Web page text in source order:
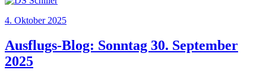
Veröffentlicht
4. Oktober 2025
Ausflugs-Blog: Sonntag 30. September
2025